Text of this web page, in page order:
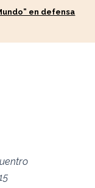
en defensa